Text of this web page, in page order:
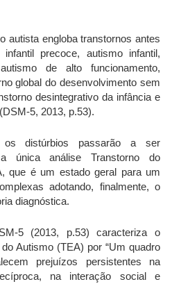
autista engloba transtornos antes
precoce, autismo infantil,
de alto funcionamento,
global do desenvolvimento sem
desintegrativo da infância e
5, 2013, p.53).
os distúrbios passarão a ser
única análise Transtorno do
que é um estado geral para um
adotando, finalmente, o
diagnóstica.
5 (2013, p.53) caracteriza o
Autismo (TEA) por “Um quadro
prejuízos persistentes na
na interação social e